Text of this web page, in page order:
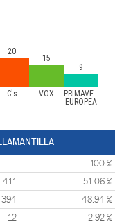
C's VOX
PRIMAVERA
EUROPEA
20
15
9
100 %
411 51.06 %
394 48.94 %
12 2.92 %